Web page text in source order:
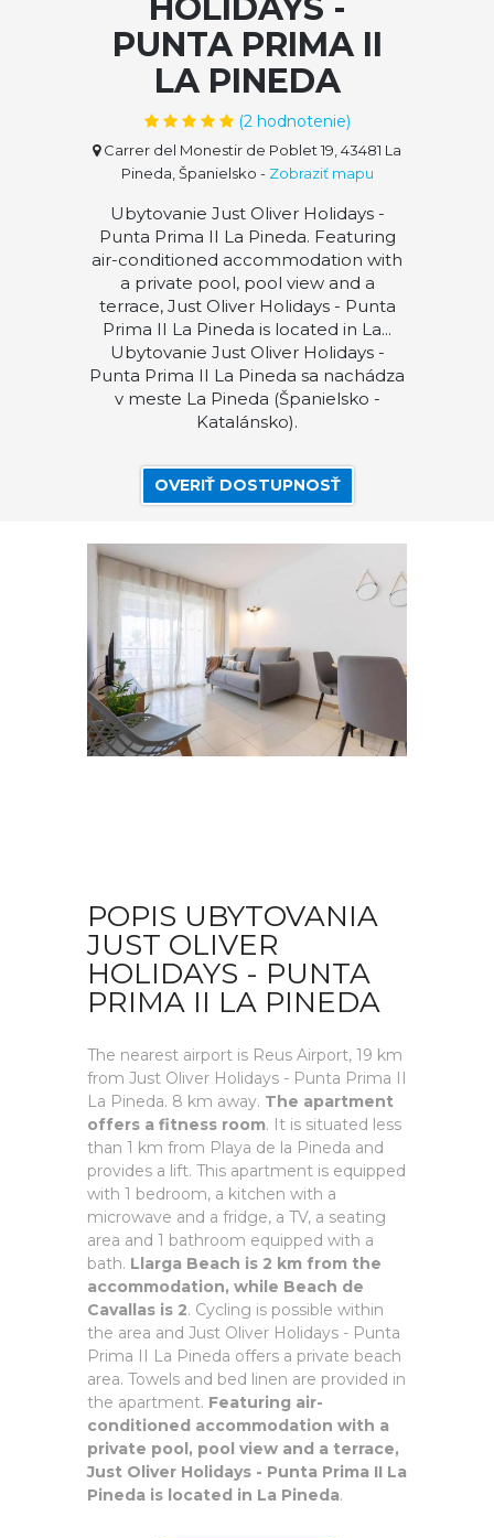
HOLIDAYS -
PUNTA PRIMA II
LA PINEDA
(2hodnotenie)
Carrer del Monestir de Poblet 19, 43481 La
Pineda, Španielsko - Zobraziť mapu
Ubytovanie Just Oliver Holidays -
Punta Prima II La Pineda. Featuring
air-conditioned accommodation with
a private pool, pool view and a
terrace, Just Oliver Holidays - Punta
Prima II La Pineda is located in La...
Ubytovanie Just Oliver Holidays -
Punta Prima II La Pineda sa nachádza
v meste La Pineda (Španielsko -
Katalánsko).
OVERIŤ DOSTUPNOSŤ
POPIS UBYTOVANIA
JUST OLIVER
HOLIDAYS - PUNTA
PRIMA II LA PINEDA
The nearest airport is Reus Airport, 19 km
from Just Oliver Holidays - Punta Prima II
La Pineda. 8 km away. The apartment
offers a fitness room. It is situated less
than 1 km from Playa de la Pineda and
provides a lift. This apartment is equipped
with 1 bedroom, a kitchen with a
microwave and a fridge, a TV, a seating
area and 1 bathroom equipped with a
bath. Llarga Beach is 2 km from the
accommodation, while Beach de
Cavallas is 2. Cycling is possible within
the area and Just Oliver Holidays - Punta
Prima II La Pineda offers a private beach
area. Towels and bed linen are provided in
the apartment. Featuring air-
conditioned accommodation with a
private pool, pool view and a terrace,
Just Oliver Holidays - Punta Prima II La
Pineda is located in La Pineda.